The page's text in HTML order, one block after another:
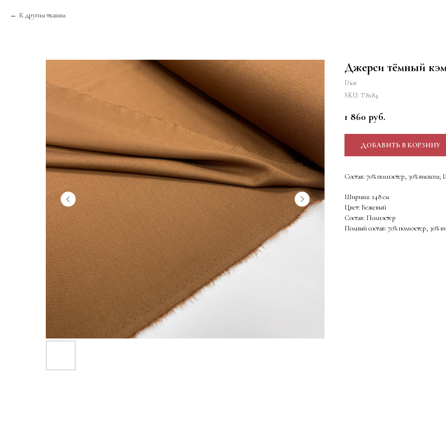
К другим тканям
Джерси тёмный
Dior
SKU: Т8184
1 860 руб.
ДОБАВИТЬ В КОРЗИНУ
Состав: 70% полиэстер, 30%
Ширина: 148 см
Цвет: Бежевый
Состав: Полиэстер
Полный состав: 70% полиэстер, 30%